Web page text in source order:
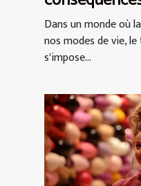
mondiale et
d'entreprise
Dans un monde où
nos modes de vie,
s'impose...